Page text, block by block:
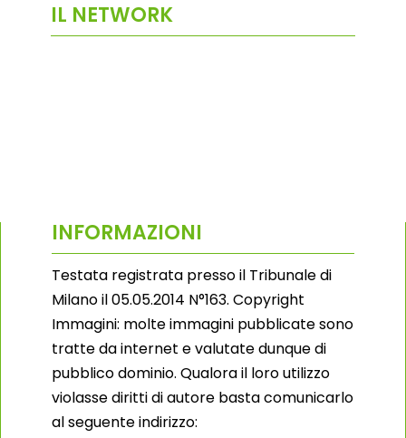
IL NETWORK
INFORMAZIONI
Testata registrata presso il Tribunale di
Milano il 05.05.2014 N°163. Copyright
Immagini: molte immagini pubblicate sono
tratte da internet e valutate dunque di
pubblico dominio. Qualora il loro utilizzo
violasse diritti di autore basta comunicarlo
al seguente indirizzo: